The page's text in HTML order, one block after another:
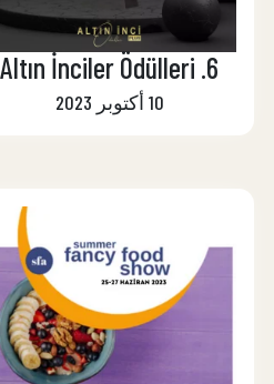
6. Altın İnciler Ödülleri
10 أكتوبر 2023